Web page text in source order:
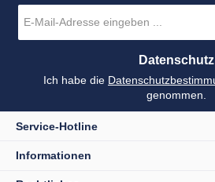
Mail-
*
Datenschutz
Ich habe die
genommen.
Service-Hotline
Informationen